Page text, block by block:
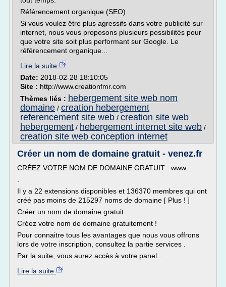
Référencement organique (SEO)
Si vous voulez être plus agressifs dans votre publicité sur
internet, nous vous proposons plusieurs possibilités pour
que votre site soit plus performant sur Google. Le
référencement organique...
Lire la suite
Date: 2018-02-28 18:10:05
Site : http://www.creationfmr.com
Thèmes liés : hebergement site web nom
domaine / creation hebergement
referencement site web / creation site web
hebergement / hebergement internet site web /
creation site web conception internet
Créer un nom de domaine gratuit - venez.fr
CRÉEZ VOTRE NOM DE DOMAINE GRATUIT : www.
Il y a 22 extensions disponibles et 136370 membres qui ont
créé pas moins de 215297 noms de domaine [ Plus ! ]
Créer un nom de domaine gratuit
Créez votre nom de domaine gratuitement !
Pour connaitre tous les avantages que nous vous offrons
lors de votre inscription, consultez la partie services .
Par la suite, vous aurez accès à votre panel...
Lire la suite